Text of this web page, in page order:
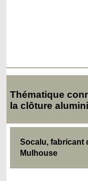
Thématique
la clôture
Socalu, fabricant
Mulhouse